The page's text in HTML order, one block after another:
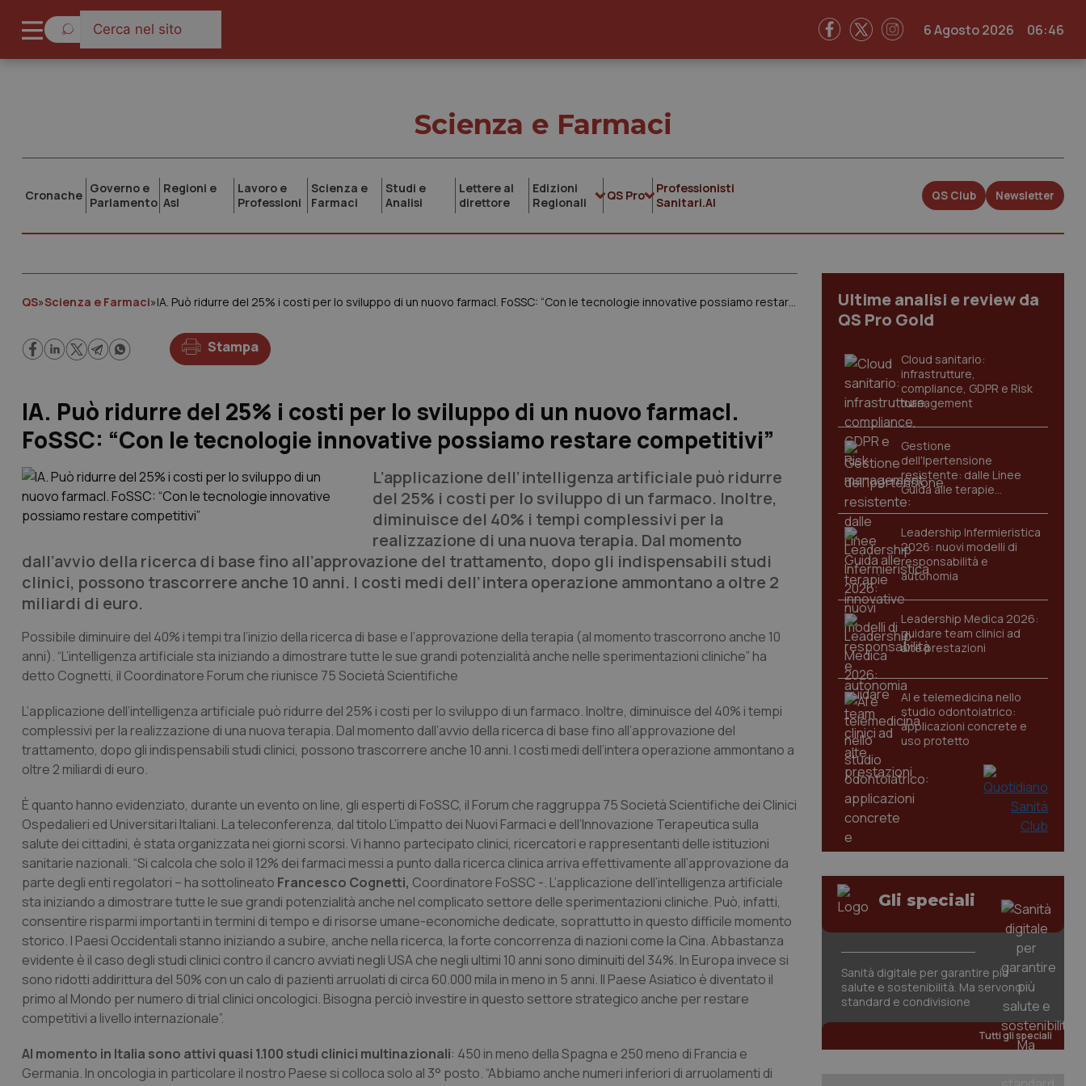
6 Agosto 2026 06:46
Scienza e Farmaci
Cronache Governo e
Parlamento
Regioni e
Asl
Lavoro e
Professioni
Scienza e
Farmaci
Studi e
Analisi
Lettere al
direttore
Edizioni
Regionali
QS Pro
Professionisti
Sanitari.AI
QS Club Newsletter
QS»Scienza e Farmaci» IA. Può ridurre del 25% i costi per lo sviluppo di un nuovo farmacI. FoSSC: “Con le tecnologie innovative possiamo restare competitivi”
Stampa
IA. Può ridurre del 25% i costi per lo sviluppo di un nuovo farmacI.
FoSSC: “Con le tecnologie innovative possiamo restare competitivi”
L’applicazione dell’intelligenza artificiale può ridurre
del 25% i costi per lo sviluppo di un farmaco. Inoltre,
diminuisce del 40% i tempi complessivi per la
realizzazione di una nuova terapia. Dal momento
dall’avvio della ricerca di base fino all’approvazione del trattamento, dopo gli indispensabili studi
clinici, possono trascorrere anche 10 anni. I costi medi dell’intera operazione ammontano a oltre 2
miliardi di euro.
Possibile diminuire del 40% i tempi tra l’inizio della ricerca di base e l’approvazione della terapia (al momento trascorrono anche 10
anni). “L’intelligenza artificiale sta iniziando a dimostrare tutte le sue grandi potenzialità anche nelle sperimentazioni cliniche” ha
detto Cognetti, il Coordinatore Forum che riunisce 75 Società Scientifiche
L’applicazione dell’intelligenza artificiale può ridurre del 25% i costi per lo sviluppo di un farmaco. Inoltre, diminuisce del 40% i tempi
complessivi per la realizzazione di una nuova terapia. Dal momento dall’avvio della ricerca di base fino all’approvazione del
trattamento, dopo gli indispensabili studi clinici, possono trascorrere anche 10 anni. I costi medi dell’intera operazione ammontano a
oltre 2 miliardi di euro.
È quanto hanno evidenziato, durante un evento on line, gli esperti di FoSSC, il Forum che raggruppa 75 Società Scientifiche dei Clinici
Ospedalieri ed Universitari Italiani. La teleconferenza, dal titolo L’impatto dei Nuovi Farmaci e dell’Innovazione Terapeutica sulla
salute dei cittadini, è stata organizzata nei giorni scorsi. Vi hanno partecipato clinici, ricercatori e rappresentanti delle istituzioni
sanitarie nazionali. “Si calcola che solo il 12% dei farmaci messi a punto dalla ricerca clinica arriva effettivamente all’approvazione da
parte degli enti regolatori – ha sottolineato Francesco Cognetti, Coordinatore FoSSC -. L’applicazione dell’intelligenza artificiale
sta iniziando a dimostrare tutte le sue grandi potenzialità anche nel complicato settore delle sperimentazioni cliniche. Può, infatti,
consentire risparmi importanti in termini di tempo e di risorse umane-economiche dedicate, soprattutto in questo difficile momento
storico. I Paesi Occidentali stanno iniziando a subire, anche nella ricerca, la forte concorrenza di nazioni come la Cina. Abbastanza
evidente è il caso degli studi clinici contro il cancro avviati negli USA che negli ultimi 10 anni sono diminuiti del 34%. In Europa invece si
sono ridotti addirittura del 50% con un calo di pazienti arruolati di circa 60.000 mila in meno in 5 anni. Il Paese Asiatico è diventato il
primo al Mondo per numero di trial clinici oncologici. Bisogna perciò investire in questo settore strategico anche per restare
competitivi a livello internazionale”.
Al momento in Italia sono attivi quasi 1.100 studi clinici multinazionali: 450 in meno della Spagna e 250 meno di Francia e
Germania. In oncologia in particolare il nostro Paese si colloca solo al 3° posto. “Abbiamo anche numeri inferiori di arruolamenti di
Ultime analisi e review da
QS Pro Gold
Cloud sanitario:
infrastrutture,
compliance, GDPR e Risk
management
Gestione
dell'Ipertensione
resistente: dalle Linee
Guida alle terapie
innovative
Leadership Infermieristica
2026: nuovi modelli di
responsabilità e
autonomia
Leadership Medica 2026:
guidare team clinici ad
alte prestazioni
AI e telemedicina nello
studio odontoiatrico:
applicazioni concrete e
uso protetto
Gli speciali
Sanità digitale per garantire più
salute e sostenibilità. Ma servono
standard e condivisione
Tutti gli speciali